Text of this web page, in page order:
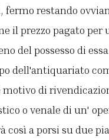
restando
il prezzo pagato per
del possesso di
dell'antiquariato
di
o venale di un'
a porsi su due